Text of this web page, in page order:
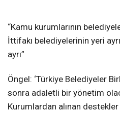
“Kamu kurumlarının
İttifakı belediyelerinin yeri
ayrı”
Öngel: ‘Türkiye Belediyeler
sonra adaletli bir yönetim
Kurumlardan alınan destekler